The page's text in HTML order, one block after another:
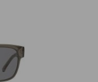
raskt kan gjøre til
og stilren